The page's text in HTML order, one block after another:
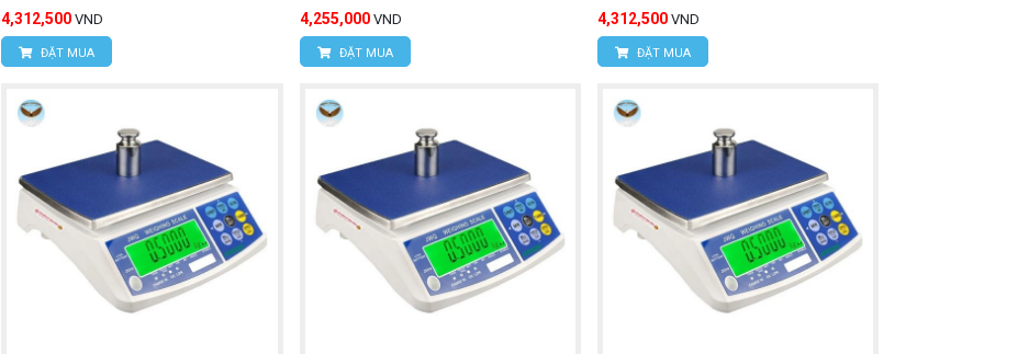
4,312,500 VND
ĐẶT MUA
4,255,000 VND
ĐẶT MUA
4,312,500 VND
ĐẶT MUA